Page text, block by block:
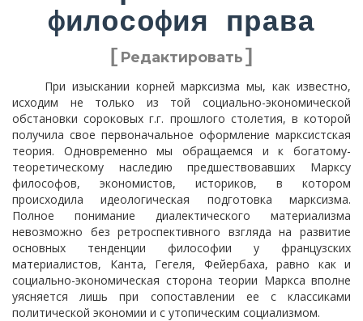
философия права
[ Редактировать]
При изыскании корней марксизма мы, как известно,
исходим не только из той социально-экономической
обстановки сороковых г.г. прошлого столетия, в которой
получила свое первоначальное оформление марксистская
теория. Одновременно мы обращаемся и к богатому-
теоретическому наследию предшествовавших Марксу
философов, экономистов, историков, в котором
происходила идеологическая подготовка марксизма.
Полное понимание диалектического материализма
невозможно без ретроспективного взгляда на развитие
основных тенденции философии у французских
материалистов, Канта, Гегеля, Фейербаха, равно как и
социально-экономическая сторона теории Маркса вполне
уясняется лишь при сопоставлении ее с классиками
политической экономии и с утопическим социализмом.